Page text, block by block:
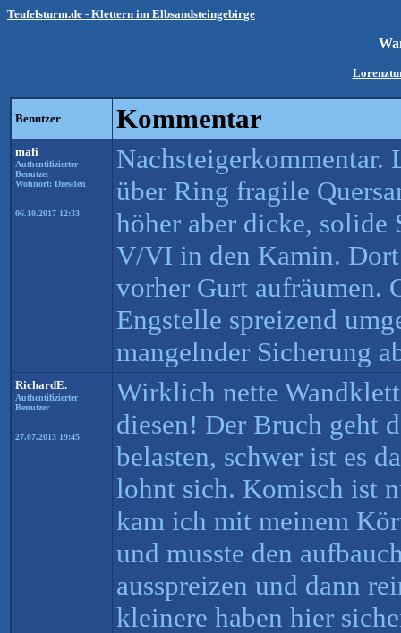
Teufelsturm.de - Klettern im Elbsandsteingebirge
Benutzer Kommentar
mafi
Authentifizierter
Benutzer
Wohnort: Dresden
06.10.2017 12:33
über Ring fragile
höher aber dicke, solide
V/VI in den Kamin.
vorher Gurt aufräumen.
Engstelle spreizend
mangelnder Sicherung
RichardE.
Authentifizierter
Benutzer
27.07.2013 19:45
Wirklich nette
diesen! Der Bruch geht
belasten, schwer ist es
lohnt sich. Komisch ist
kam ich mit meinem
und musste den
ausspreizen und dann
kleinere haben hier